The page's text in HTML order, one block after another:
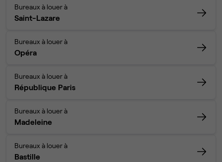
Bureaux à louer à
Saint-Lazare
Bureaux à louer à
Opéra
Bureaux à louer à
République Paris
Bureaux à louer à
Madeleine
Bureaux à louer à
Bastille